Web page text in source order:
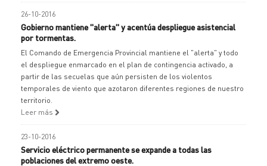
26-10-2016
Gobierno mantiene "alerta" y acentúa despliegue asistencial
por tormentas.
El Comando de Emergencia Provincial mantiene el "alerta" y todo
el despliegue enmarcado en el plan de contingencia activado, a
partir de las secuelas que aún persisten de los violentos
temporales de viento que azotaron diferentes regiones de nuestro
territorio.
Leer más
23-10-2016
Servicio eléctrico permanente se expande a todas las
poblaciones del extremo oeste.